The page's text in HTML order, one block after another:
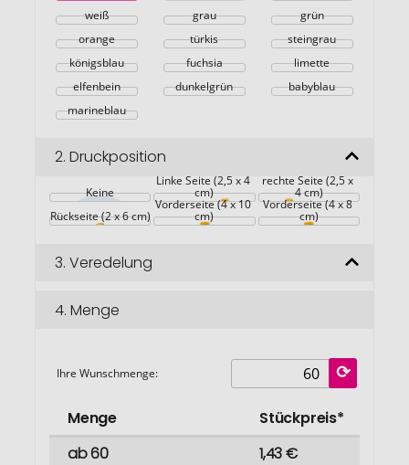
weiß
grau
grün
orange
türkis
steingrau
königsblau
fuchsia
limette
elfenbein
dunkelgrün
babyblau
marineblau
2. Druckposition
Keine
Linke Seite (2,5 x 4
cm)
rechte Seite (2,5 x
4 cm)
Rückseite (2 x 6 cm)
Vorderseite (4 x 10
cm)
Vorderseite (4 x 8
cm)
3. Veredelung
4. Menge
Ihre Wunschmenge:
Menge
Stückpreis*
ab 60
1,43 €